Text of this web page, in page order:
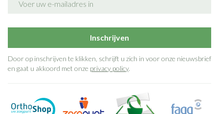
Inschrijven
Door op inschrijven te klikken, schrijft u zich in voor onze nieuwsbrief
en gaat u akkoord met onze privacy policy.